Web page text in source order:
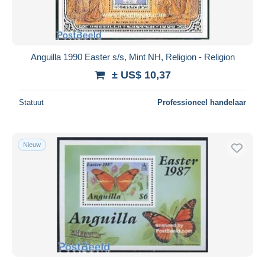
Anguilla 1990 Easter s/s, Mint NH, Religion - Religion
± US$ 10,37
Statuut Professioneel handelaar
Nieuw